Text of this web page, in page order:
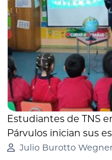
Estudiantes de TNS
Párvulos inician sus
Julio Burotto